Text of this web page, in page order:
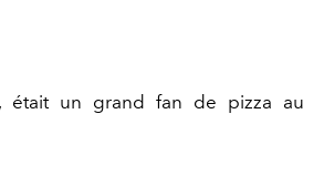
était un grand fan de pizza au